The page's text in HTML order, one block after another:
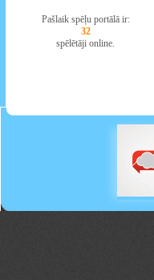
Pašlaik spēļu portālā ir:
32
spēlētāji online.